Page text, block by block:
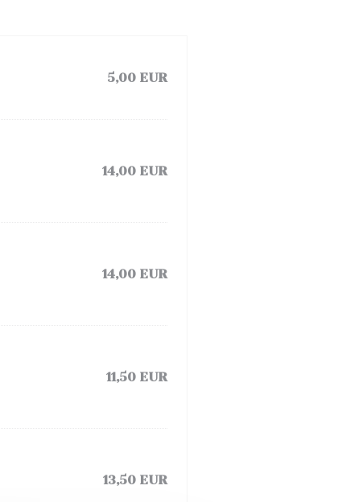
5,00 EUR
14,00 EUR
14,00 EUR
11,50 EUR
13,50 EUR